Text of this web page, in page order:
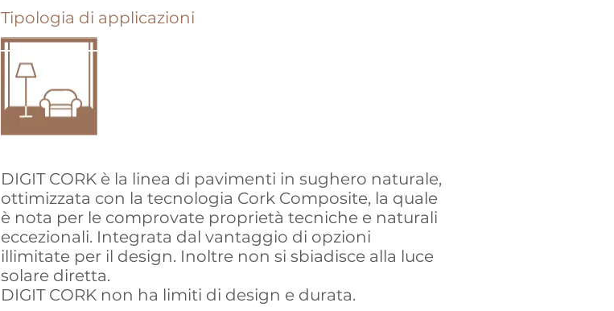
Tipologia di applicazioni
DIGIT CORK è la linea di pavimenti in sughero naturale,
ottimizzata con la tecnologia Cork Composite, la quale
è nota per le comprovate proprietà tecniche e naturali
eccezionali. Integrata dal vantaggio di opzioni
illimitate per il design. Inoltre non si sbiadisce alla luce
solare diretta.
DIGIT CORK non ha limiti di design e durata.